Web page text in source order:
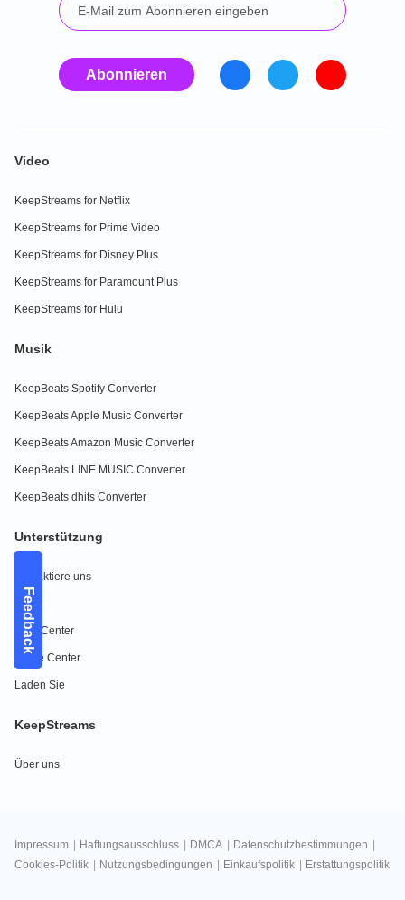
Feedback
Abonnieren
Video
KeepStreams for Netflix
KeepStreams for Prime Video
KeepStreams for Disney Plus
KeepStreams for Paramount Plus
KeepStreams for Hulu
Musik
KeepBeats Spotify Converter
KeepBeats Apple Music Converter
KeepBeats Amazon Music Converter
KeepBeats LINE MUSIC Converter
KeepBeats dhits Converter
Unterstützung
Kontaktiere uns
FAQs
Hilfe-Center
Guide Center
Laden Sie
KeepStreams
Über uns
Impressum Haftungsausschluss DMCA Datenschutzbestimmungen
Cookies-Politik
Nutzungsbedingungen Einkaufspolitik Erstattungspolitik